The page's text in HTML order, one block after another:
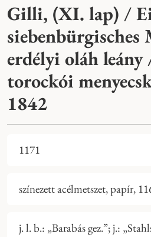
Gilli, (XI. lap) /
siebenbürgisches
erdélyi oláh
torockói
1842
1171
színezett acélmetszet, papír,
j. l. b.: „Barabás gez.”; j.: